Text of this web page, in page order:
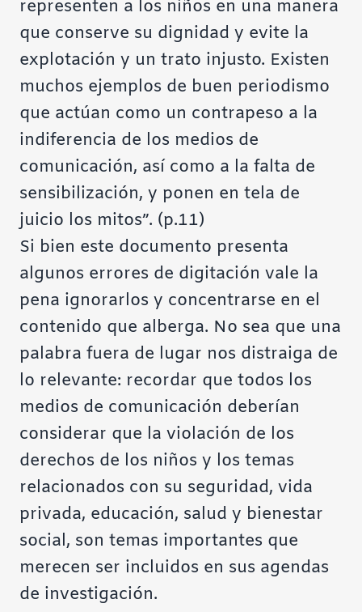
representen a los niños en una manera
que conserve su dignidad y evite la
explotación y un trato injusto. Existen
muchos ejemplos de buen periodismo
que actúan como un contrapeso a la
indiferencia de los medios de
comunicación, así como a la falta de
sensibilización, y ponen en tela de
juicio los mitos”. (p.11)
Si bien este documento presenta
algunos errores de digitación vale la
pena ignorarlos y concentrarse en el
contenido que alberga. No sea que una
palabra fuera de lugar nos distraiga de
lo relevante: recordar que todos los
medios de comunicación deberían
considerar que la violación de los
derechos de los niños y los temas
relacionados con su seguridad, vida
privada, educación, salud y bienestar
social, son temas importantes que
merecen ser incluidos en sus agendas
de investigación.